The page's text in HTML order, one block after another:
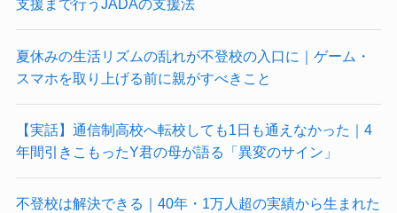
支援まで行うJADAの支援法
夏休みの生活リズムの乱れが不登校の入口に｜ゲーム・
スマホを取り上げる前に親がすべきこと
【実話】通信制高校へ転校しても1日も通えなかった｜4
年間引きこもったY君の母が語る「異変のサイン」
不登校は解決できる｜40年・1万人超の実績から生まれた